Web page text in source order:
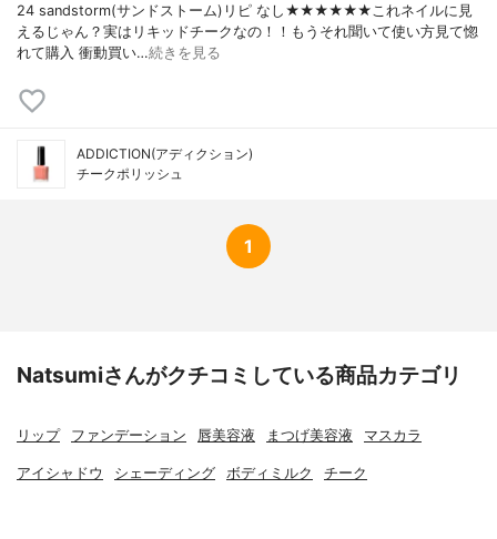
24 sandstorm(サンドストーム)リピ なし★★★★★★これネイルに見
えるじゃん？実はリキッドチークなの！！もうそれ聞いて使い方見て惚
れて購入 衝動買い…続きを見る
ADDICTION(アディクション)
チークポリッシュ
1
Natsumiさんがクチコミしている商品カテゴリ
リップ ファンデーション 唇美容液 まつげ美容液 マスカラ
アイシャドウ シェーディング ボディミルク チーク